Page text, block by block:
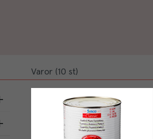
Varor (10 st)